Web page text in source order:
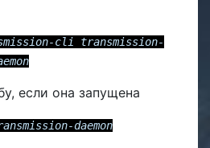
cli transmission-
если она запущена
daemon